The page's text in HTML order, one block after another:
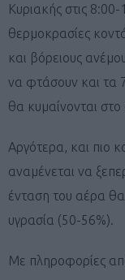
Κυριακής στις
θερμοκρασίες
και βόρειους
να φτάσουν και τα
θα κυμαίνονται
Αργότερα, και πιο
αναμένεται να
ένταση του αέρα
υγρασία (50-56%).
Με πληροφορίες